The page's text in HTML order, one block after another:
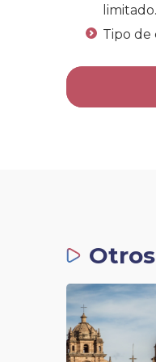
limitado.
Tipo de